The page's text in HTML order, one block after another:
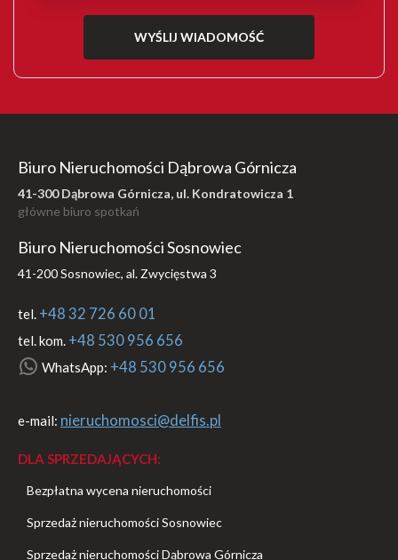
Biuro Nieruchomości Dąbrowa Górnicza
41-300 Dąbrowa Górnicza, ul. Kondratowicza 1
główne biuro spotkań
Biuro Nieruchomości Sosnowiec
41-200 Sosnowiec, al. Zwycięstwa 3
tel. +48 32 726 60 01
tel. kom. +48 530 956 656
WhatsApp: +48 530 956 656
e-mail: nieruchomosci@delfis.pl
DLA SPRZEDAJĄCYCH:
Bezpłatna wycena nieruchomości
Sprzedaż nieruchomości Sosnowiec
Sprzedaż nieruchomości Dąbrowa Górnicza